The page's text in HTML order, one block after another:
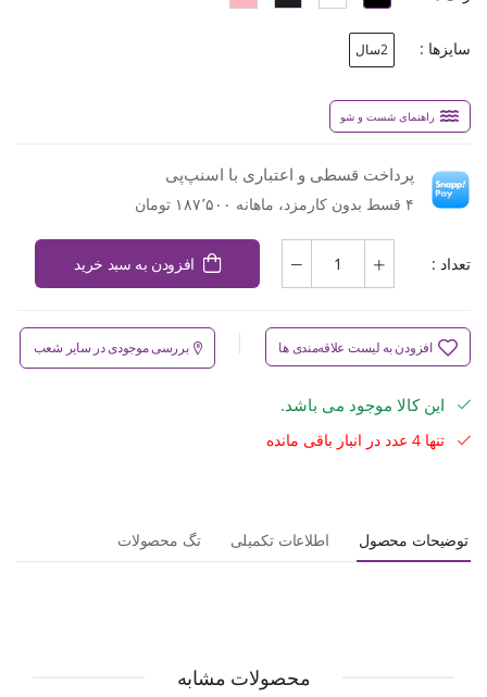
سایزها : 2سال
راهنمای شست و شو
پرداخت قسطی و اعتباری با اسنپ‌پی
۴ قسط بدون کارمزد، ماهانه ۱۸۷٬۵۰۰ تومان
تعداد : افزودن به سبد خرید
افزودن به لیست علاقه‌مندی ها بررسی موجودی در سایر شعب
این کالا موجود می باشد.
تنها 4 عدد در انبار باقی مانده
توضیحات محصول اطلاعات تکمیلی تگ محصولات
محصولات مشابه